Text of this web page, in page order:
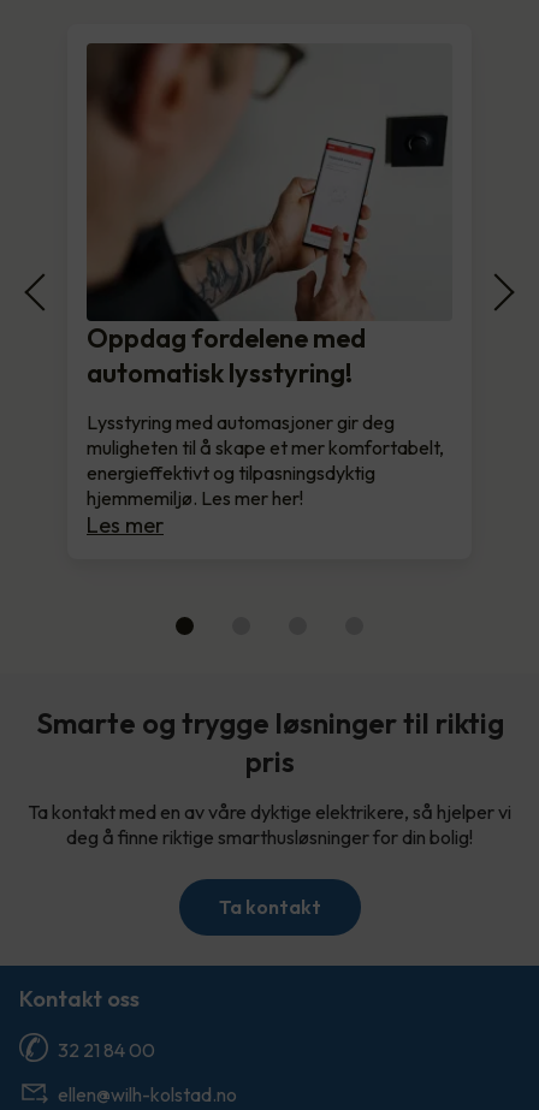
Oppdag fordelene med
automatisk lysstyring!
Lysstyring med automasjoner gir deg
muligheten til å skape et mer komfortabelt,
energieffektivt og tilpasningsdyktig
hjemmemiljø. Les mer her!
Les mer
Smarte og trygge løsninger til riktig
pris
Ta kontakt med en av våre dyktige elektrikere, så hjelper vi
deg å finne riktige smarthusløsninger for din bolig!
Ta kontakt
Kontakt oss
32 21 84 00
ellen@wilh-kolstad.no